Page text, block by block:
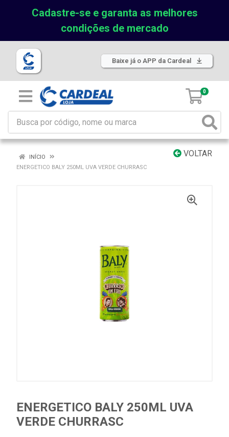
Cadastre-se e garanta as melhores
condições de mercado
Baixe já o APP da Cardeal
0
VOLTAR
INÍCIO
ENERGETICO BALY 250ML UVA VERDE CHURRASC
ENERGETICO BALY 250ML UVA
VERDE CHURRASC